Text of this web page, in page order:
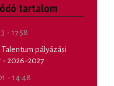
tartalom
- 17:58
pályázási
2026-2027
- 14:48